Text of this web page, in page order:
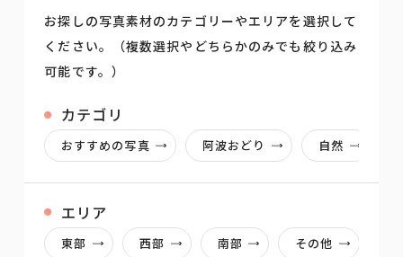
お探しの写真素材のカテゴリーやエリアを選択して
ください。（複数選択やどちらかのみでも絞り込み
可能です。）
カテゴリ
おすすめの写真 阿波おどり 自然
エリア
東部 西部 南部 その他